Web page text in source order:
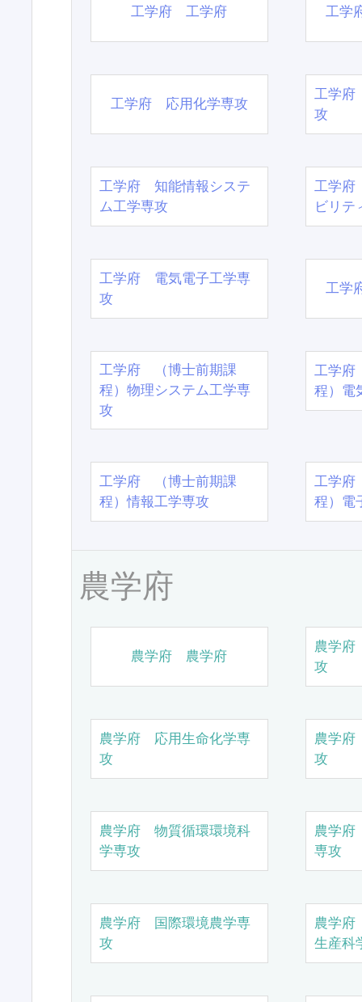
工学府 工学府 工学
工学府 応用化学専攻
工学府
攻
工学府 知能情報システ
ム工学専攻
工学府
ビリテ
工学府 電気電子工学専
攻
工学
工学府 （博士前期課
程）物理システム工学専
攻
工学
程）電
工学府 （博士前期課
程）情報工学専攻
工学
程）電
農学府
農学府 農学府
農学
攻
農学府 応用生命化学専
攻
農学
攻
農学府 物質循環環境科
学専攻
農学
専攻
農学府 国際環境農学専
攻
農学
生産科